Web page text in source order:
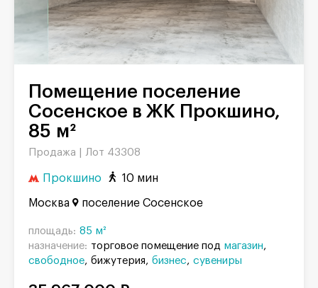
Помещение поселение
Сосенское в ЖК Прокшино,
85 м²
Продажа | Лот 43308
Прокшино 10 мин
Москва поселение Сосенское
площадь: 85 м²
назначение: торговое помещение под магазин
свободное бижутерия бизнес сувениры